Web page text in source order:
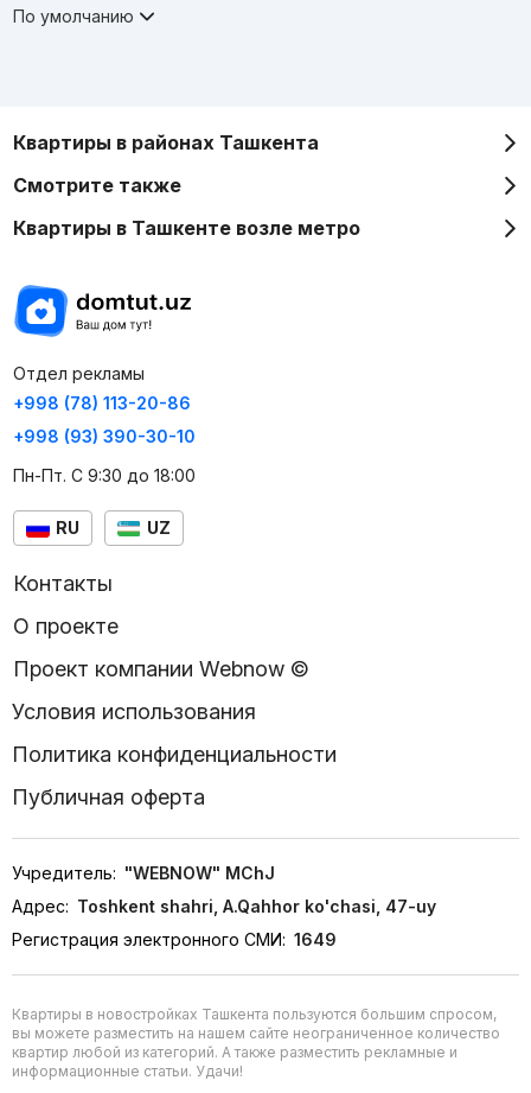
По умолчанию
Квартиры в районах Ташкента
Смотрите также
Квартиры в Ташкенте возле метро
Отдел рекламы
+998 (78) 113-20-86
+998 (93) 390-30-10
Пн-Пт. С 9:30 до 18:00
RU UZ
Контакты
О проекте
Проект компании Webnow ©
Условия использования
Политика конфиденциальности
Публичная оферта
Учредитель: "WEBNOW" MChJ
Адрес: Toshkent shahri, A.Qahhor ko'chasi, 47-uy
Регистрация электронного СМИ: 1649
Квартиры в новостройках Ташкента пользуются большим спросом,
вы можете разместить на нашем сайте неограниченное количество
квартир любой из категорий. А также разместить рекламные и
информационные статьи. Удачи!